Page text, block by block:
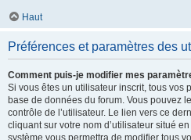
Haut
Préférences et paramètres des
Comment puis-je modifier mes
Si vous êtes un utilisateur inscrit, tous vos
base de données du forum. Vous pouvez
contrôle de l’utilisateur. Le lien vers ce
cliquant sur votre nom d’utilisateur situé
système vous permettra de modifier tous